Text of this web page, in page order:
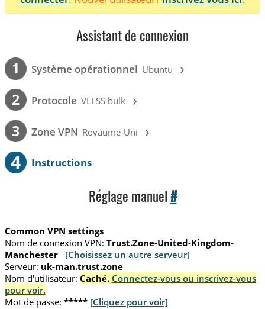
Assistant de connexion
1 Système opérationnel Ubuntu ›
2 Protocole VLESS bulk ›
3 Zone VPN Royaume-Uni ›
4 Instructions
Réglage manuel #
Common VPN settings
Nom de connexion VPN: Trust.Zone-United-Kingdom-
Manchester
[Choisissez un autre serveur]
Serveur: uk-man.trust.zone
Nom d'utilisateur: Caché. Connectez-vous ou inscrivez-vous
pour voir.
Mot de passe: ***** [Cliquez pour voir]